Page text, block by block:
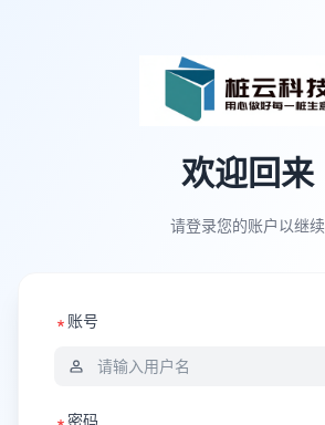
欢迎回来
请登录您的账户以继续
账号
密码